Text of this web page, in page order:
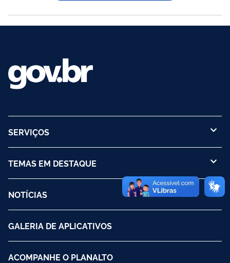
política...
SERVIÇOS
TEMAS EM DESTAQUE
NOTÍCIAS
GALERIA DE APLICATIVOS
ACOMPANHE O PLANALTO